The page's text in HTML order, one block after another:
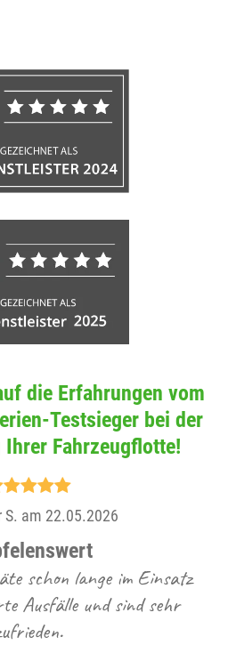
die Erfahrungen vom
Testsieger bei der
Fahrzeugflotte!
S. am 22.05.2026
schon lange im Einsatz
Ausfälle und sind sehr